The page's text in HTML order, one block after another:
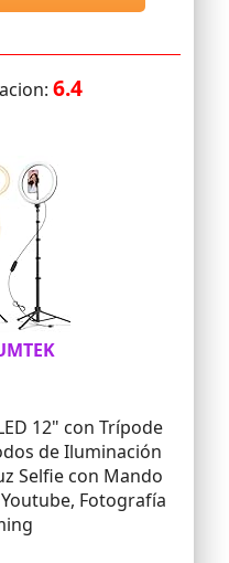
6.4
12" con Trípode
de Iluminación
Selfie con Mando
Fotografía